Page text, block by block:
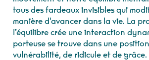
tous des fardeaux invisibles qui
manière d'avancer dans la vie. La
l’équilibre crée une interaction
porteuse se trouve dans une
vulnérabilité, de ridicule et de